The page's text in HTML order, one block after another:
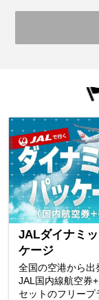
JALダイナミ
ケージ
全国の空港から出
JAL国内線航空券
セットのフリープ